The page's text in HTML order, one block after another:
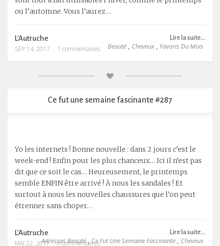
ou l’automne. Vous l’aurez…
Lire la suite...
Beauté , Cheveux , Favoris Du Mois
L'Autruche
SEP 14, 2017
1 commentaires
Ce fut une semaine fascinante #287
Yo les internets ! Bonne nouvelle : dans 2 jours c’est le
week-end ! Enfin pour les plus chanceux… Ici il n’est pas
dit que ce soit le cas… Heureusement, le printemps
semble ENFIN être arrivé ! À nous les sandales ! Et
surtout à nous les nouvelles chaussures que l’on peut
étrenner sans choper…
Lire la suite...
Adresses Beauté , Ce Fut Une Semaine Fascinante , Cheveux
L'Autruche
MAI 22, 2017
0 commentaires